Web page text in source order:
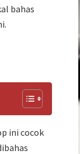
bahas
ini cocok